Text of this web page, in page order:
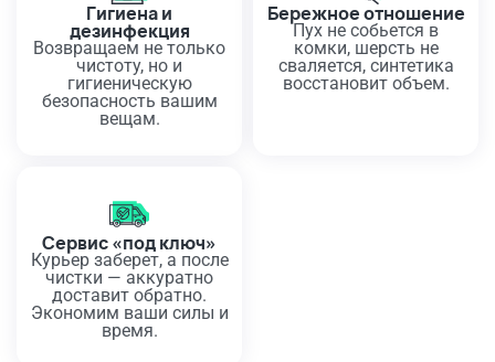
Гигиена и
дезинфекция
Возвращаем не только
чистоту, но и
гигиеническую
безопасность вашим
вещам.
Бережное отношение
Пух не собьется в
комки, шерсть не
сваляется, синтетика
восстановит объем.
Сервис «под ключ»
Курьер заберет, а после
чистки — аккуратно
доставит обратно.
Экономим ваши силы и
время.